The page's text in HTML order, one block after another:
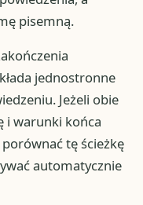
pisemną.
jednostronne
Jeżeli obie
i warunki końca
tę ścieżkę
automatycznie